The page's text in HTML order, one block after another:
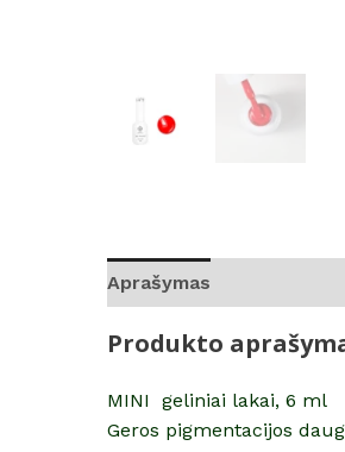
Aprašymas
Produkto
MINI geliniai lakai, 6 ml
Geros pigmentacijos